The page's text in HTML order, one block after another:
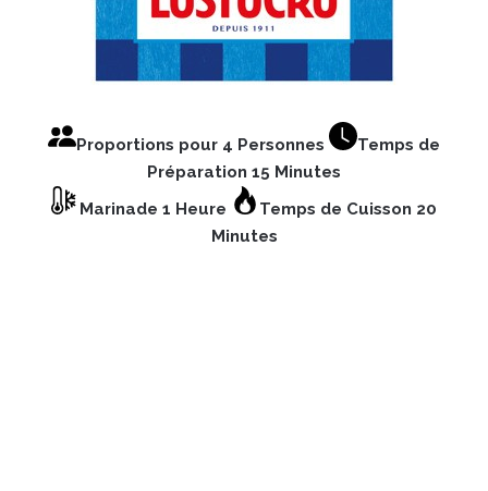
Proportions pour 4 Personnes
Temps de
Préparation 15 Minutes
Marinade 1 Heure
Temps de Cuisson 20
Minutes